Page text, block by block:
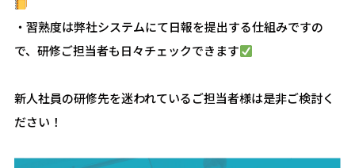
・習熟度は弊社システムにて日報を提出する仕組みですの
で、研修ご担当者も日々チェックできます
新人社員の研修先を迷われているご担当者様は是非ご検討く
ださい！